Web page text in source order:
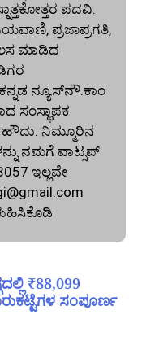
ಪದವಿ.
ಪ್ರಜಾಪ್ರಗತಿ,
ಮಾಡಿದ
ನ್ಯೂಸ್‌ನೌ.ಕಾಂ
ಸಂಸ್ಥಾಪಕ
ಹೌದು. ನಿಮ್ಮೂರಿನ
ನಮಗೆ ವಾಟ್ಸಪ್‌
ಇಲ್ಲವೇ
₹88,099
ಸಂಪೂರ್ಣ